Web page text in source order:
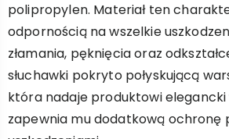
polipropylen. Materiał ten
odpornością na wszelkie
złamania, pęknięcia oraz
słuchawki pokryto połyskującą
która nadaje produktowi
zapewnia mu dodatkową ochronę